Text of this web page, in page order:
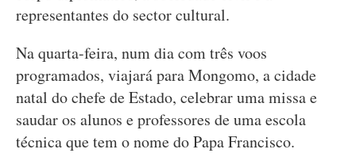
representantes do sector cultural.
Na quarta-feira, num dia com três voos
programados, viajará para Mongomo, a cidade
natal do chefe de Estado, celebrar uma missa e
saudar os alunos e professores de uma escola
técnica que tem o nome do Papa Francisco.